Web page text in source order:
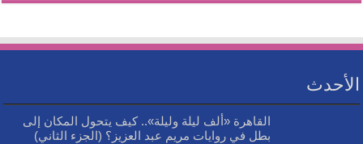
الأحدث
القاهرة «ألف ليلة وليلة».. كيف يتحول المكان إلى
بطل في روايات مريم عبد العزيز؟ (الجزء الثاني)